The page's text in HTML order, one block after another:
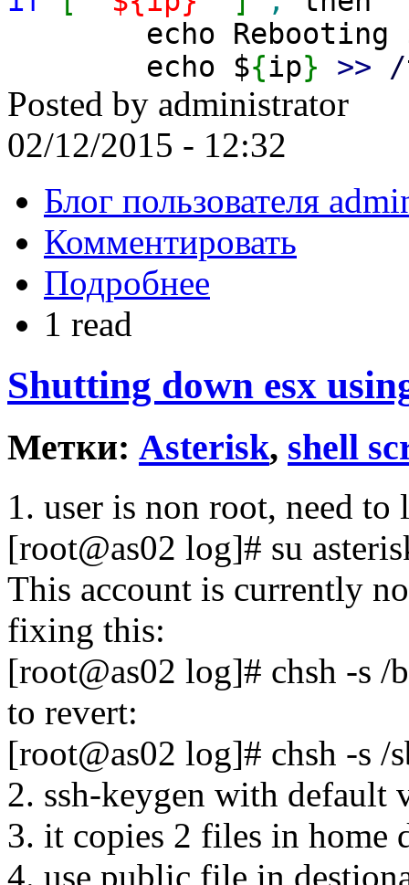
echo Rebooting
echo ${ip} >> /
Posted by administrator
02/12/2015 - 12:32
Блог пользователя
Комментировать
Подробнее
1 read
Shutting down esx
Метки: Asterisk, shell
1. user is non root, need
[root@as02 log]# su
This account is currently
fixing this:
[root@as02 log]# chsh -s /
to revert:
[root@as02 log]# chsh -s /
2. ssh-keygen with default
3. it copies 2 files in home
4. use public file in